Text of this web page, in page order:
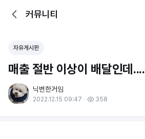
뒤로가기커뮤니티
자유게시판
매출 절반 이상이 배달인데....
닉변한거임
2022.12.15 09:47 358